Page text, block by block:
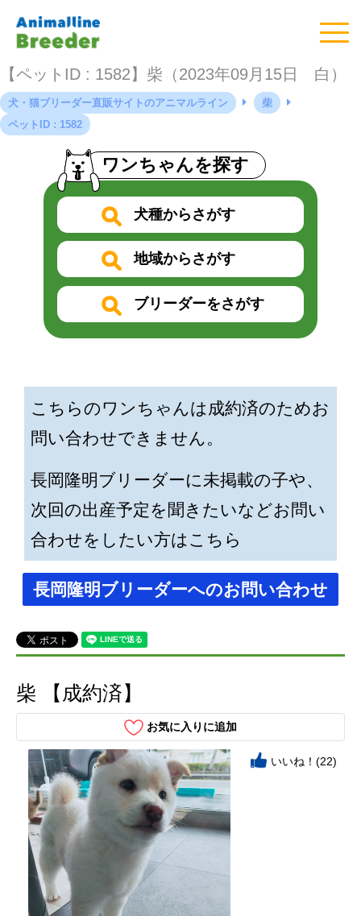
【ペットID : 1582】柴（2023年09月15日 白）
犬・猫ブリーダー直販サイトのアニマルライン
柴
ペットID : 1582
ワンちゃんを探す
犬種からさがす
地域からさがす
ブリーダーをさがす
こちらのワンちゃんは成約済のためお
問い合わせできません。
長岡隆明ブリーダーに未掲載の子や、
次回の出産予定を聞きたいなどお問い
合わせをしたい方はこちら
長岡隆明ブリーダーへのお問い合わせ
柴 【成約済】
お気に入りに追加
いいね！(22)